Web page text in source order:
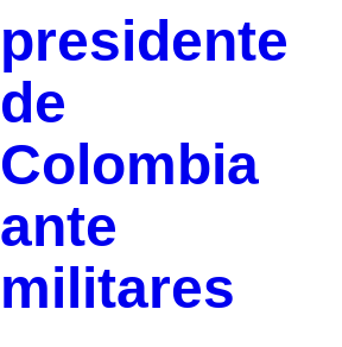
presidente
de
Colombia
ante
militares